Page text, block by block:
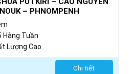
– PHNOMPENH
Hàng Tuần
Lượng Cao
Chi tiết